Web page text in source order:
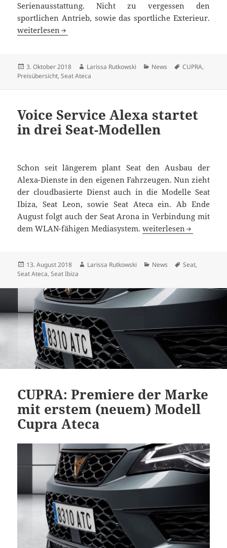
Serienausstattung. Nicht zu vergessen den
sportlichen Antrieb, sowie das sportliche Exterieur.
Neuer CUPRA Ateca ab 42.850 Euro bestellbar
weiterlesen
Veröffentlicht
am
3. Oktober 2018 Autor
Larissa Rutkowski Kategorien
News Schlagwörter
CUPRA,
Preisübersicht,Seat Ateca
Voice Service Alexa startet
in drei Seat-Modellen
Schon seit längerem plant Seat den Ausbau der
Alexa-Dienste in den eigenen Fahrzeugen. Nun zieht
der cloudbasierte Dienst auch in die Modelle Seat
Ibiza, Seat Leon, sowie Seat Ateca ein. Ab Ende
August folgt auch der Seat Arona in Verbindung mit
dem WLAN-fähigen Mediasystem.Voice Service Alexa
weiterlesen
Veröffentlicht
am
13. August 2018 Autor
Larissa Rutkowski Kategorien
News Schlagwörter
Seat,
Seat Ateca,Seat Ibiza
CUPRA: Premiere der Marke
mit erstem (neuem) Modell
Cupra Ateca